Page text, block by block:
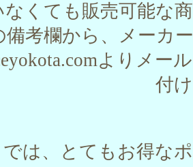
くても販売可能な
備考欄から、メーカ
よりメー
付
では、とてもお得な